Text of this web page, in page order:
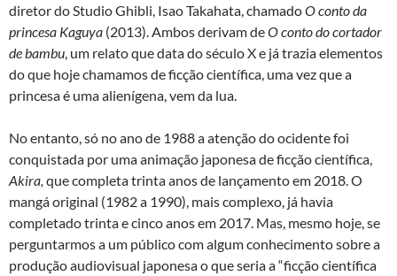
diretor do Studio Ghibli, Isao Takahata, chamadoO conto da
princesa Kaguya (2013). Ambos derivam deO conto do cortador
de bambu, um relato que data do século X e já trazia elementos
do que hoje chamamos de ficção científica, uma vez que a
princesa é uma alienígena, vem da lua.
No entanto, só no ano de 1988 a atenção do ocidente foi
conquistada por uma animação japonesa de ficção científica,
Akira, que completa trinta anos de lançamento em 2018. O
mangá original (1982 a 1990), mais complexo, já havia
completado trinta e cinco anos em 2017. Mas, mesmo hoje, se
perguntarmos a um público com algum conhecimento sobre a
produção audiovisual japonesa o que seria a “ficção científica